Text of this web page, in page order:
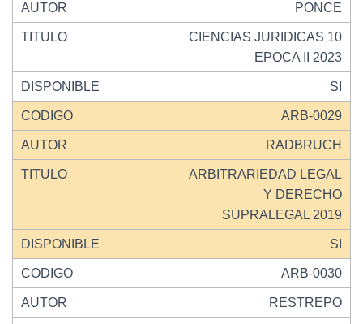
PONCE
CIENCIAS JURIDICAS 10
EPOCA II 2023
SI
ARB-0029
RADBRUCH
ARBITRARIEDAD LEGAL
Y DERECHO
SUPRALEGAL 2019
SI
ARB-0030
RESTREPO